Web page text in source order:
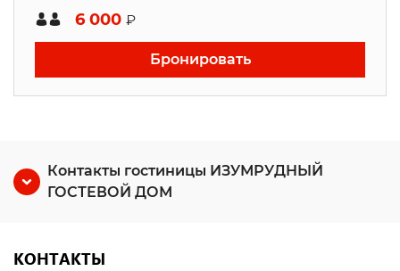
6 000 ₽
Бронировать
Контакты гостиницы ИЗУМРУДНЫЙ
ГОСТЕВОЙ ДОМ
КОНТАКТЫ